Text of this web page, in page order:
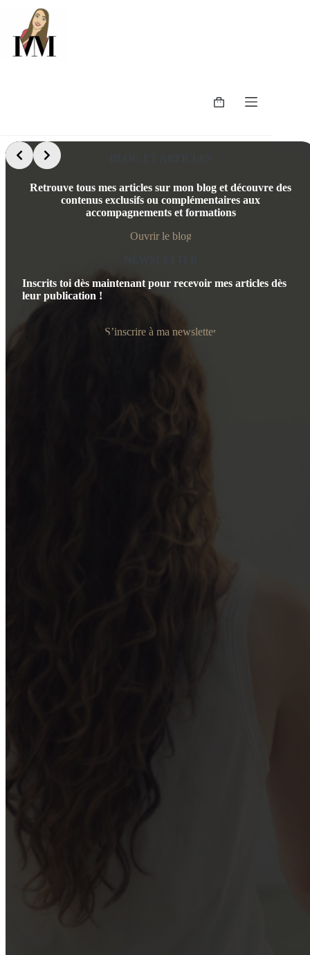
contenu
Panier
BLOG ET ARTICLES
Retrouve tous mes articles sur mon blog et découvre des
contenus exclusifs ou complémentaires aux
accompagnements et formations
Ouvrir le blog
NEWSLETTER
Inscrits toi dès maintenant pour recevoir mes articles dès
leur publication !
S’inscrire à ma newsletter
Slide 4 of 6